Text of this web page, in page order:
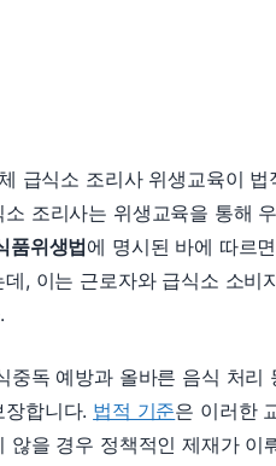
급식소 조리사 위생교육이 법
소 조리사는 위생교육을 통해
품위생법에 명시된 바에 따르
데, 이는 근로자와 급식소 소비
중독 예방과 올바른 음식 처리
합니다. 법적 기준은 이러한
않을 경우 정책적인 제재가 이